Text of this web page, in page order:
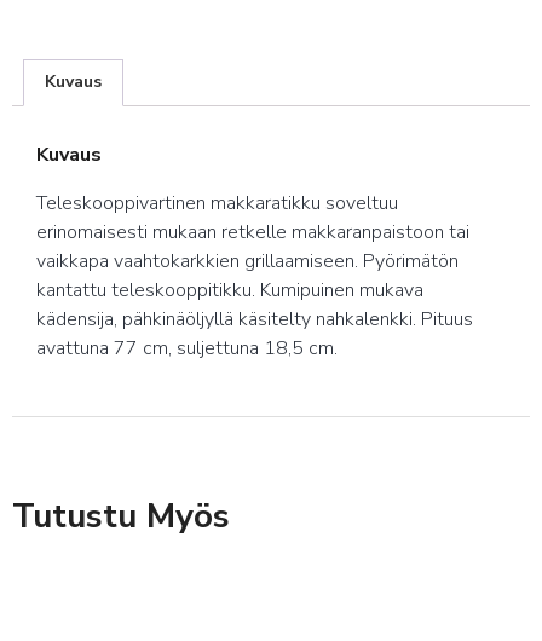
Kuvaus
Kuvaus
Teleskooppivartinen makkaratikku soveltuu
erinomaisesti mukaan retkelle makkaranpaistoon tai
vaikkapa vaahtokarkkien grillaamiseen. Pyörimätön
kantattu teleskooppitikku. Kumipuinen mukava
kädensija, pähkinäöljyllä käsitelty nahkalenkki. Pituus
avattuna 77 cm, suljettuna 18,5 cm.
Tutustu Myös